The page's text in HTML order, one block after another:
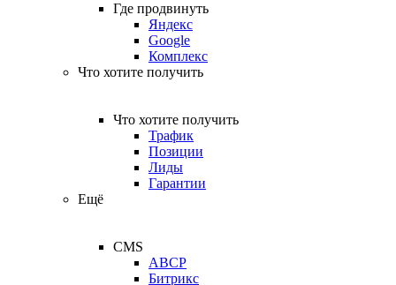
Где продвинуть
Яндекс
Google
Комплекс
Что хотите получить
Что хотите получить
Трафик
Позиции
Лиды
Гарантии
Ещё
CMS
ABCP
Битрикс